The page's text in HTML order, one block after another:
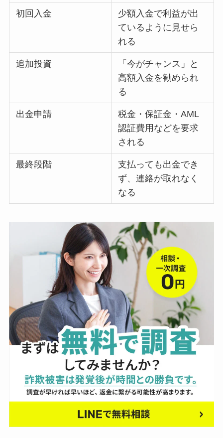
初回入金
少額入金で利益が出
ているように見せら
れる
追加投資
「今がチャンス」と
高額入金を勧められ
る
出金申請
税金・保証金・AML
認証費用などを要求
される
最終段階
支払っても出金でき
ず、連絡が取れなく
なる